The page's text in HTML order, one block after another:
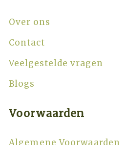
Over ons
Contact
Veelgestelde vragen
Blogs
Voorwaarden
Algemene Voorwaarden